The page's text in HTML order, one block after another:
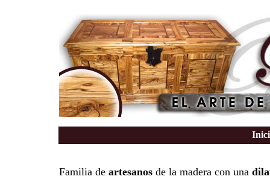
Familia de artesanosde la madera con una